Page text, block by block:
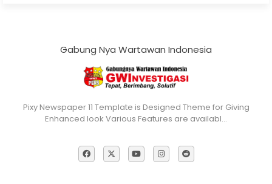
Gabung Nya Wartawan Indonesia
Pixy Newspaper 11 Template is Designed Theme for Giving
Enhanced look Various Features are availabl…